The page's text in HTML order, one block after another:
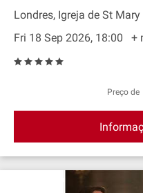
Londres, Igreja de St
Fri 18 Sep 2026, 18:00
+
preço de